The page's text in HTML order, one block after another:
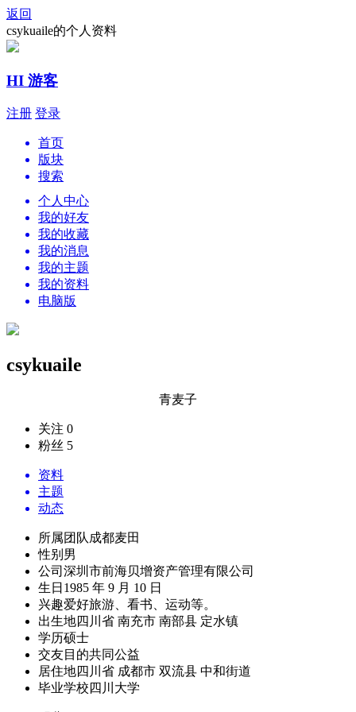
返回
csykuaile的个人资料
HI 游客
注册 登录
首页
版块
搜索
个人中心
我的好友
我的收藏
我的消息
我的主题
我的资料
电脑版
csykuaile
青麦子
关注 0
粉丝 5
资料
主题
动态
所属团队 成都麦田
性别 男
公司 深圳市前海贝增资产管理有限公司
生日 1985 年 9 月 10 日
兴趣爱好旅游、看书、运动等。
出生地四川省 南充市 南部县 定水镇
学历硕士
交友目的共同公益
居住地四川省 成都市 双流县 中和街道
毕业学校 四川大学